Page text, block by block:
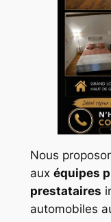
Nous
aux équipes
prestataires
automobiles